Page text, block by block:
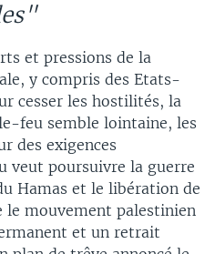
et pressions de la
y compris des Etats-
cesser les hostilités, la
feu semble lointaine, les
des exigences
veut poursuivre la guerre
Hamas et le libération de
le mouvement palestinien
et un retrait